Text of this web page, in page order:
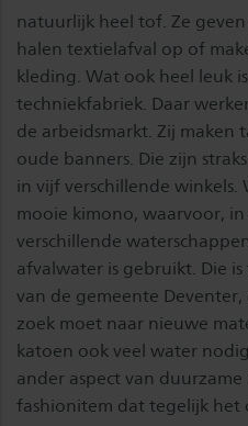
natuurlijk heel tof. Ze
halen textielafval op of
kleding. Wat ook heel leuk
techniekfabriek. Daar
de arbeidsmarkt. Zij maken
oude banners. Die zijn
in vijf verschillende winkels.
mooie kimono, waarvoor,
verschillende
afvalwater is gebruikt. Die
van de gemeente
zoek moet naar nieuwe
katoen ook veel water
ander aspect van duurzame
fashionitem dat tegelijk het